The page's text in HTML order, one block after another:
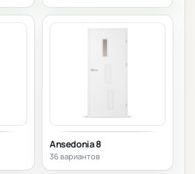
Ansedonia 8
36 вариантов